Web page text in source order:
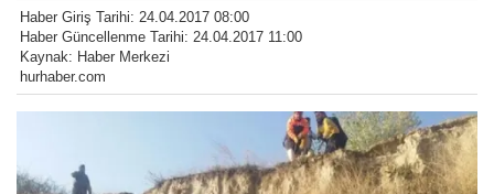
Haber Giriş Tarihi: 24.04.2017 08:00
Haber Güncellenme Tarihi: 24.04.2017 11:00
Kaynak: Haber Merkezi
hurhaber.com